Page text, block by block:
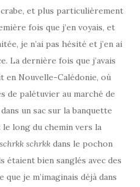
et plus particulièrement
fois que j’en voyais, et
je n’ai pas hésité et j’en ai
La dernière fois que j’avais
en Nouvelle-Calédonie, où
de palétuvier au marché de
un sac sur la banquette
long du chemin vers la
schrkk schrkk dans le pochon
étaient bien sanglés avec des
je m’imaginais déjà dans